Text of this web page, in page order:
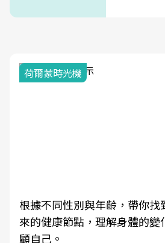
荷爾蒙時光機
根據不同性別與年齡，帶你找
來的健康節點，理解身體的變
顧自己。